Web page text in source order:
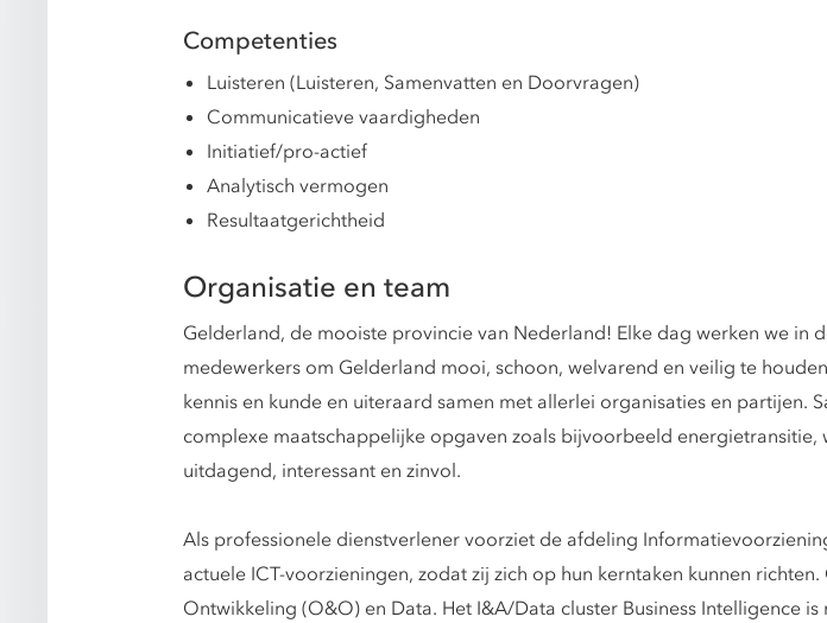
Competenties
Luisteren (Luisteren, Samenvatten en Doorvragen)
Communicatieve vaardigheden
Initiatief/pro-actief
Analytisch vermogen
Resultaatgerichtheid
Organisatie en team
Gelderland, de mooiste provincie van Nederland! Elke dag werken we in
medewerkers om Gelderland mooi, schoon, welvarend en veilig te
kennis en kunde en uiteraard samen met allerlei organisaties en partijen.
complexe maatschappelijke opgaven zoals bijvoorbeeld
uitdagend, interessant en zinvol.
Als professionele dienstverlener voorziet de afdeling
actuele ICT-voorzieningen, zodat zij zich op hun kerntaken kunnen
Ontwikkeling (O&O) en Data. Het I&A/Data cluster Business Intelligence